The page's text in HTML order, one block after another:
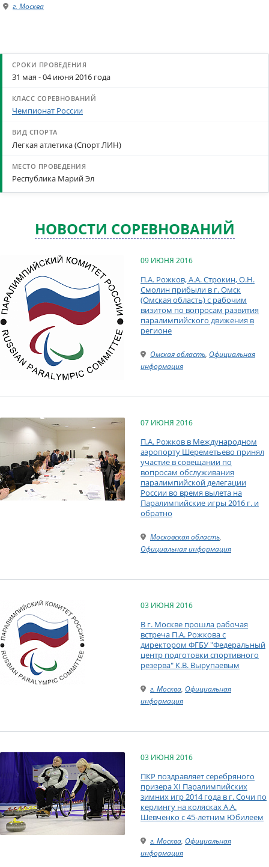
г. Москва
31 мая - 04 июня 2016 года
Чемпионат России
Легкая атлетика (Спорт ЛИН)
Республика Марий Эл
НОВОСТИ СОРЕВНОВАНИЙ
09 ИЮНЯ 2016
П.А. Рожков, А.А. Строкин, О.Н.
Смолин прибыли в г. Омск
(Омская область) с рабочим
визитом по вопросам развития
паралимпийского движения в
регионе
Омская область, Официальная
информация
07 ИЮНЯ 2016
П.А. Рожков в Международном
аэропорту Шереметьево принял
участие в совещании по
вопросам обслуживания
паралимпийской делегации
России во время вылета на
Паралимпийские игры 2016 г. и
обратно
Московская область,
Официальная информация
03 ИЮНЯ 2016
В г. Москве прошла рабочая
встреча П.А. Рожкова с
директором ФГБУ "Федеральный
центр подготовки спортивного
резерва" К.В. Вырупаевым
г. Москва, Официальная
информация
03 ИЮНЯ 2016
ПКР поздравляет серебряного
призера XI Паралимпийских
зимних игр 2014 года в г. Сочи по
керлингу на колясках А.А.
Шевченко с 45-летним Юбилеем
г. Москва, Официальная
информация